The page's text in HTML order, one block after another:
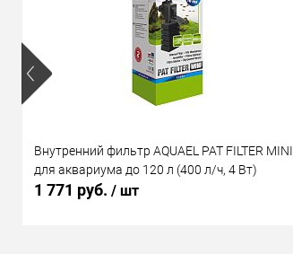
Внутренний фильтр AQUAEL PAT FILTER MINI
для аквариума до 120 л (400 л/ч, 4 Вт)
1 771 руб. / шт